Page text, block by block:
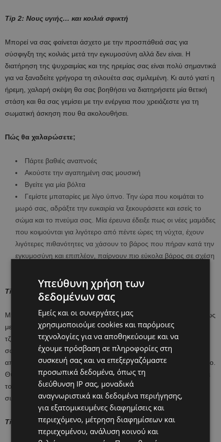
Tip 2: Νους υγιής… και κοιλιά σφικτή
Μπορεί να σας φαίνεται άσχετο με την προσπάθειά σας για
σύσφιγξη της κοιλιάς μετά την εγκυμοσύνη αλλά δεν είναι. Η
διατήρηση της ψυχραιμίας και της ηρεμίας σας είναι πολύ σημαντικά
για να ξαναδείτε γρήγορα τη σιλουέτα σας σμιλεμένη. Κι αυτό γιατί η
ήρεμη, χαλαρή σκέψη θα σας βοηθήσει να διατηρήσετε μία θετική
στάση και θα σας γεμίσει με την ενέργεια που χρειάζεστε για τη
σωματική άσκηση που θα ακολουθήσει.
Πώς θα χαλαρώσετε;
Πάρτε βαθιές αναπνοές
Ακούστε την αγαπημένη σας μουσική
Βγείτε για μία βόλτα
Γεμίστε μπαταρίες με λίγο ύπνο. Την ώρα που κοιμάται το
μωρό σας, αδράξτε την ευκαιρία να ξεκουράσετε και εσείς το
σώμα και το πνεύμα σας. Μία έρευνα έδειξε πως οι νέες μαμάδες
που κοιμούνται για λιγότερο από πέντε ώρες τη νύχτα, έχουν
λιγότερες πιθανότητες να χάσουν το βάρος που πήραν κατά την
εγκυμοσύνη και επιπλέον, παίρνουν πιο εύκολα βάρος σε σχέση
Tip 3: Το μέτρο σας είναι μόνο ο εαυτός σας
Μπορεί εκείνη η συνάδελφος να επανάκτησε επίπεδη κοιλιά αμέσως
μετά τον τοκετό και η φίλη σας να μπήκε ξανά στο αγαπημένο της
τζιν με το που βγήκε απ’ το μαιευτήριο, όμως μη συγκρίνετε το
σώμα σας με το δικό τους. Και πάνω απ’ όλα, μη νιώθετε πως
απέτυχε η δική σας προσπάθεια επειδή απαιτεί περισσότερο χρόνο.
Θυμηθείτε πως κάθε νέα μητέρα έχει τον δικό της σωματότυπο και
τους δικούς της χρόνους επαναφοράς στην ιδανική για εκείνη
σιλουέτα.
Tip 4: Οι νόμοι της Φυσικής δεν χωρούν βιασύνη
Υπεύθυνη χρήση των
δεδομένων σας
Εμείς και οι συνεργάτες μας
χρησιμοποιούμε cookies και παρόμοιες
τεχνολογίες για να αποθηκεύουμε και να
έχουμε πρόσβαση σε πληροφορίες στη
συσκευή σας και να επεξεργαζόμαστε
προσωπικά δεδομένα, όπως τη
διεύθυνση IP σας, μοναδικά
αναγνωριστικά και δεδομένα περιήγησης,
για εξατομικευμένες διαφημίσεις και
περιεχόμενο, μέτρηση διαφημίσεων και
περιεχομένου, ανάλυση κοινού και